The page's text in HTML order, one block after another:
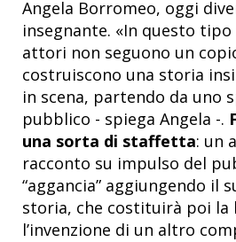
Angela Borromeo, oggi
insegnante. «In questo
attori non seguono un
costruiscono una storia
in scena, partendo da uno
pubblico - spiega Angela -.
una sorta di staffetta: un
racconto su impulso del
“aggancia” aggiungendo il
storia, che costituirà poi la
l’invenzione di un altro